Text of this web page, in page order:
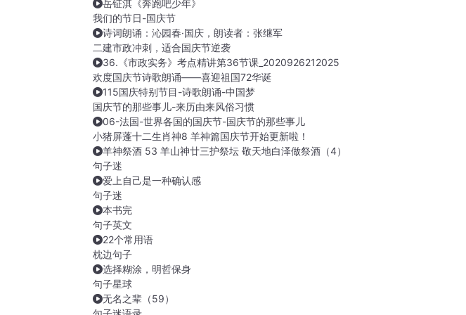
岳钲淇《奔跑吧少年》
我们的节日-国庆节
诗词朗诵：沁园春·国庆，朗读者：张继军
二建市政冲刺，适合国庆节逆袭
36.《市政实务》考点精讲第36节课_2020926212025
欢度国庆节诗歌朗诵——喜迎祖国72华诞
115国庆特别节目-诗歌朗诵-中国梦
国庆节的那些事儿-来历由来风俗习惯
06-法国-世界各国的国庆节-国庆节的那些事儿
小猪屏蓬十二生肖神8 羊神篇国庆节开始更新啦！
羊神祭酒 53 羊山神廿三护祭坛 敬天地白泽做祭酒（4）
句子迷
爱上自己是一种确认感
句子迷
本书完
句子英文
22个常用语
枕边句子
选择糊涂，明哲保身
句子星球
无名之辈（59）